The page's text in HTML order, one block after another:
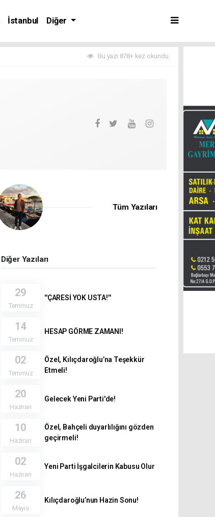
İstanbul Diğer
Bu yazı 878+ kez okundu.
Tüm Yazıları
Diğer Yazıları
29
Temmuz
''ÇARESİ YOK USTA!''
14
Temmuz
HESAP GÖRME ZAMANI!
02
Temmuz
Özel, Kılıçdaroğlu’na Teşekkür
Etmeli!
20
Haziran
Gelecek Yeni Parti'de!
10
Haziran
Özel, Bahçeli duyarlılığını gözden
geçirmeli!
02
Haziran
Yeni Parti İşgalcilerin Kabusu Olur
26
Mayıs
Kılıçdaroğlu’nun Hazin Sonu!